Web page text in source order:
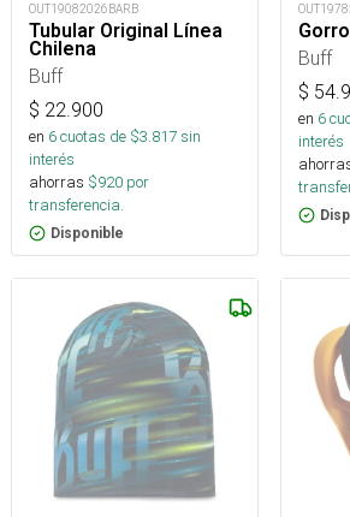
OUT19082026BARB
Tubular Original Línea
Chilena
Buff
$ 22.900
en 6cuotas de $3.817sin
interés
ahorras $920 por
transferencia.
Disponible
Buff
$
en 6
interés